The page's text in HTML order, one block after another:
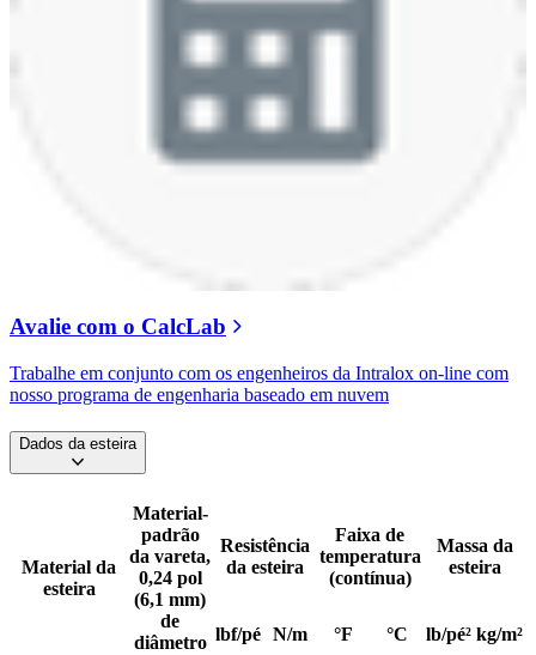
Avalie com o CalcLab
Trabalhe em conjunto com os engenheiros da Intralox on-line com
nosso programa de engenharia baseado em nuvem
Dados da esteira
Material da
esteira
Material-
padrão
da vareta,
0,24 pol
(6,1 mm)
de
diâmetro
Resistência
da esteira
Faixa de
temperatura
(contínua)
Massa da
esteira
lbf/pé N/m °F °C lb/pé² kg/m²